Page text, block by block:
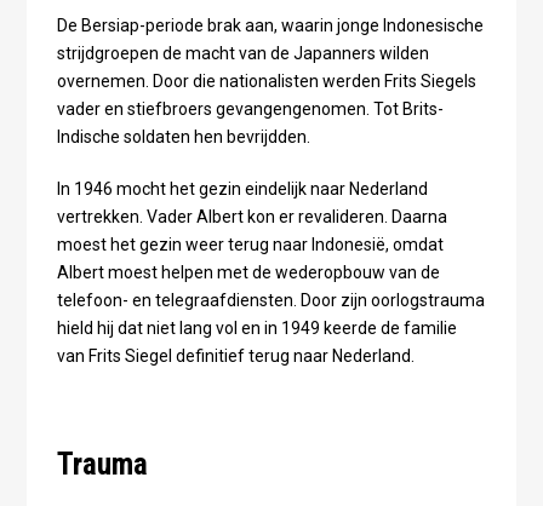
De Bersiap-periode brak aan, waarin jonge Indonesische
strijdgroepen de macht van de Japanners wilden
overnemen. Door die nationalisten werden Frits Siegels
vader en stiefbroers gevangengenomen. Tot Brits-
Indische soldaten hen bevrijdden.
In 1946 mocht het gezin eindelijk naar Nederland
vertrekken. Vader Albert kon er revalideren. Daarna
moest het gezin weer terug naar Indonesië, omdat
Albert moest helpen met de wederopbouw van de
telefoon- en telegraafdiensten. Door zijn oorlogstrauma
hield hij dat niet lang vol en in 1949 keerde de familie
van Frits Siegel definitief terug naar Nederland.
Trauma